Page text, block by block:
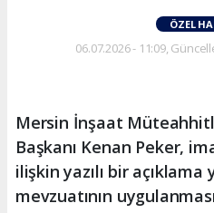
ÖZEL
06.07.2026 - 11:09,
Mersin İnşaat
Başkanı Kenan Peker,
ilişkin yazılı bir
mevzuatının